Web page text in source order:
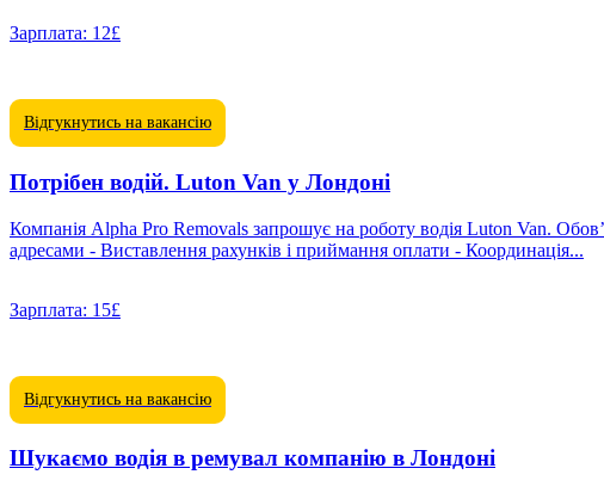
Зарплата: 12£
Відгукнутись на вакансію
Потрібен водій. Luton Van у Лондоні
Компанія Alpha Pro Removals запрошує на роботу водія Luton Van. Обов’язки: - Навантаження і транспортування меблів і предметів побуту - Пакування крихких речей - Доставка за вказаними
адресами - Виставлення рахунків і приймання оплати - Координація...
Зарплата: 15£
Відгукнутись на вакансію
Шукаємо водія в ремувал компанію в Лондоні